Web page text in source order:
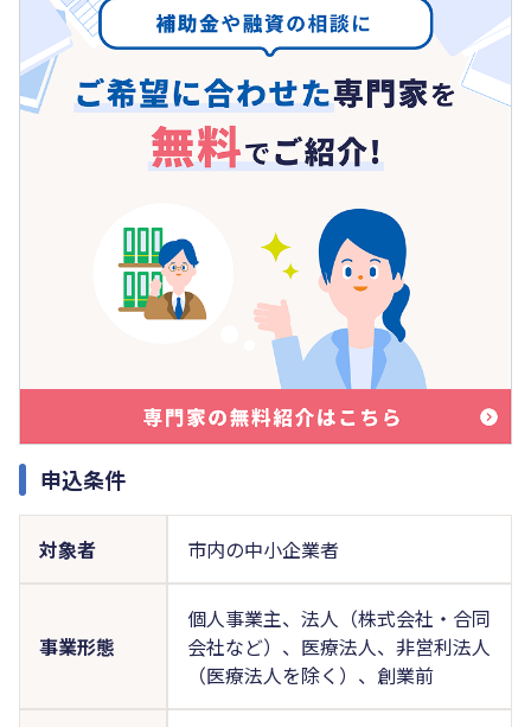
申込条件
対象者 市内の中小企業者
事業形態
個人事業主、法人（株式会社・合同
会社など）、医療法人、非営利法人
（医療法人を除く）、創業前